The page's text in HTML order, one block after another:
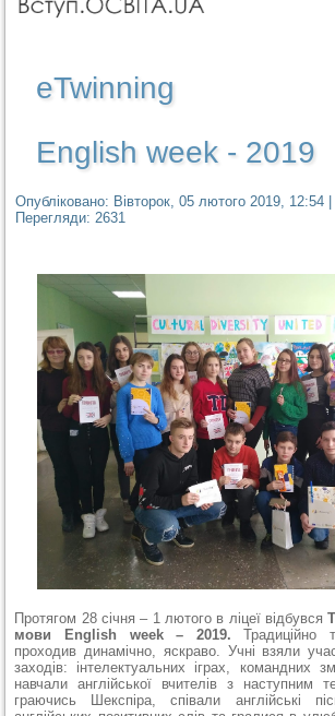
eTwinning
English week - 2019
Опубліковано: Вівторок, 05 лютого 2019, 12:54
Перегляди: 2631
Протягом 28 січня – 1 лютого в ліцеї відбувся
мови English week – 2019. Традиційно
проходив динамічно, яскраво. Учні взяли
заходів: інтелектуальних іграх, командних
навчали англійської вчителів з наступним
граючись Шекспіра, співали англійські